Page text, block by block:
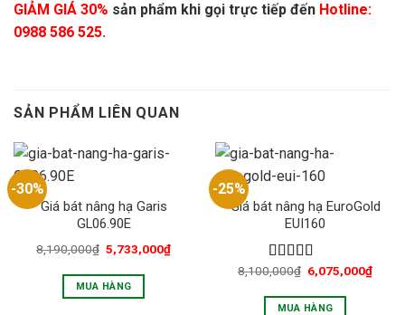
GIẢM GIÁ 30% sản phẩm khi gọi trực tiếp đến Hotline:
0988 586 525.
SẢN PHẨM LIÊN QUAN
-30%
Giá bát nâng hạ Garis
GL06.90E
8,190,000₫ 5,733,000₫
MUA HÀNG
-25%
Giá bát nâng hạ EuroGold
EUI160
Được xếp
5 sao
8,100,000₫ 6,075,000₫
MUA HÀNG